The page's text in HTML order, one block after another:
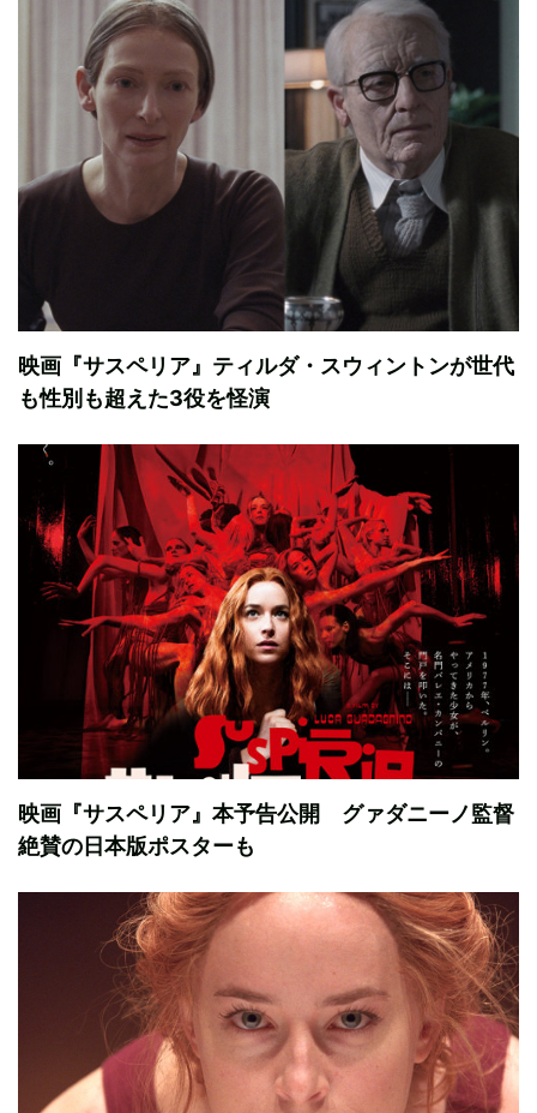
映画『サスペリア』ティルダ・スウィントンが世代
も性別も超えた3役を怪演
映画『サスペリア』本予告公開 グァダニーノ監督
絶賛の日本版ポスターも